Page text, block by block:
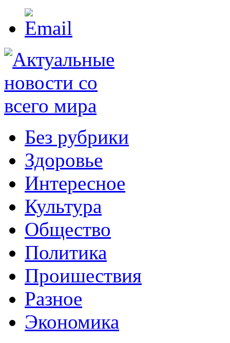
Без рубрики
Здоровье
Интересное
Культура
Общество
Политика
Проишествия
Разное
Экономика